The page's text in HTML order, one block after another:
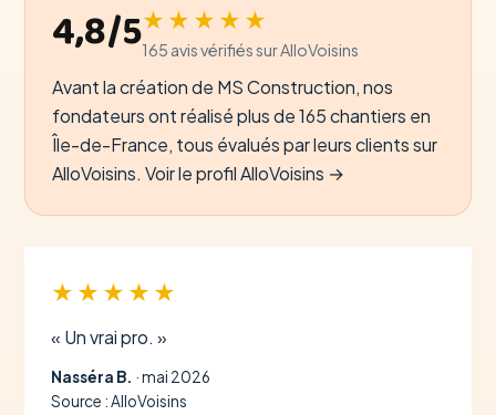
4,8/5★★★★★
165 avis vérifiés sur AlloVoisins
Avant la création de MS Construction, nos
fondateurs ont réalisé plus de 165 chantiers en
Île-de-France, tous évalués par leurs clients sur
AlloVoisins. Voir le profil AlloVoisins →
★★★★★
« Un vrai pro. »
Nasséra B. · mai 2026
Source : AlloVoisins